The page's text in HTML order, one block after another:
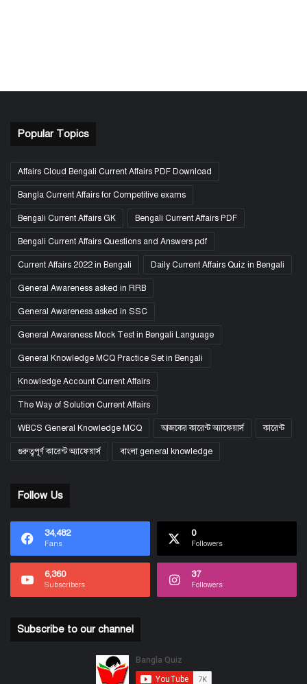
Popular Topics
Affairs Cloud Bengali Current Affairs PDF Download
Bangla Current Affairs for Competitive exams
Bengali Current Affairs GK Bengali Current Affairs PDF
Bengali Current Affairs Questions and Answers pdf
Current Affairs 2022 in Bengali Daily Current Affairs Quiz in Bengali
General Awareness asked in RRB
General Awareness asked in SSC
General Awareness Mock Test in Bengali Language
General Knowledge MCQ Practice Set in Bengali
Knowledge Account Current Affairs
The Way of Solution Current Affairs
WBCS General Knowledge MCQ আজকের কারেন্ট অ্যাফেয়ার্স কারেন্ট
গুরুত্বপূর্ণ কারেন্ট অ্যাফেয়ার্স বাংলা general knowledge
Follow Us
34,482
Fans
0
Followers
6,360
Subscribers
37
Followers
Subscribe to our channel